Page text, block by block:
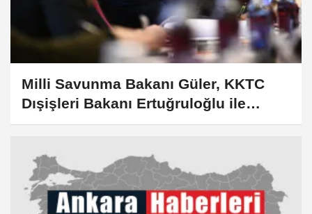
Milli Savunma Bakanı Güler, KKTC
Dışişleri Bakanı Ertuğruloğlu ile
görüştü